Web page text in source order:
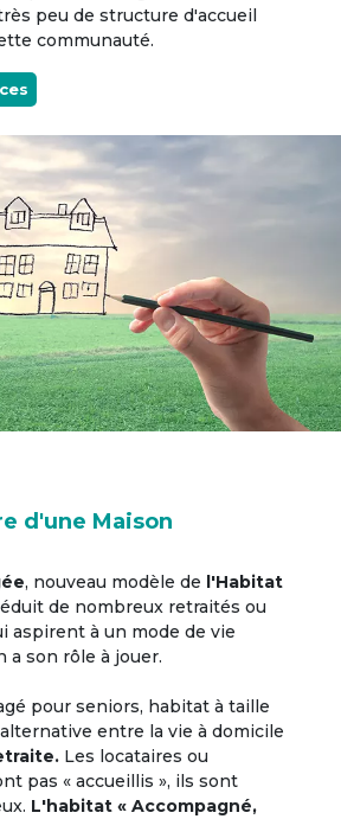
peu de structure d'accueil
communauté.
d'une Maison
, nouveau modèle de l'Habitat
de nombreux retraités ou
aspirent à un mode de vie
a son rôle à jouer.
pour seniors, habitat à taille
entre la vie à domicile
Les locataires ou
pas « accueillis », ils sont
L'habitat « Accompagné,